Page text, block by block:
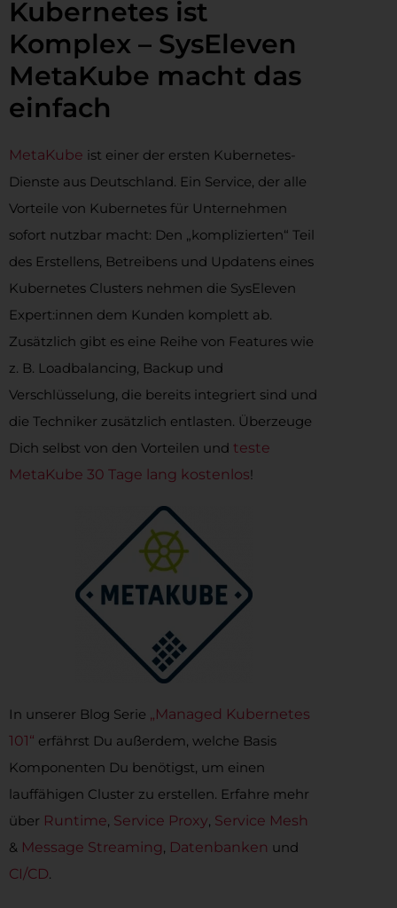
Kubernetes ist
Komplex – SysEleven
MetaKube macht das
einfach
MetaKube ist einer der ersten Kubernetes-
Dienste aus Deutschland. Ein Service, der alle
Vorteile von Kubernetes für Unternehmen
sofort nutzbar macht: Den „komplizierten“ Teil
des Erstellens, Betreibens und Updatens eines
Kubernetes Clusters nehmen die SysEleven
Expert:innen dem Kunden komplett ab.
Zusätzlich gibt es eine Reihe von Features wie
z. B. Loadbalancing, Backup und
Verschlüsselung, die bereits integriert sind und
die Techniker zusätzlich entlasten. Überzeuge
Dich selbst von den Vorteilen und teste
MetaKube 30 Tage lang kostenlos!
In unserer Blog Serie „Managed Kubernetes
101“ erfährst Du außerdem, welche Basis
Komponenten Du benötigst, um einen
lauffähigen Cluster zu erstellen. Erfahre mehr
über Runtime, Service Proxy, Service Mesh
& Message Streaming, Datenbanken und
CI/CD.